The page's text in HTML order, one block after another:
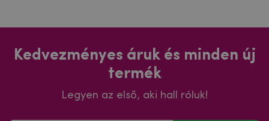
Kedvezményes áruk és minden új
termék
Legyen az első, aki hall róluk!